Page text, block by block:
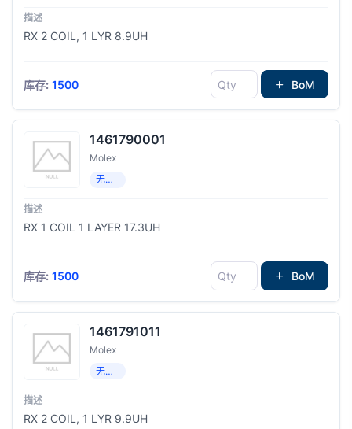
RX 2 COIL, 1 LYR 8.9UH
库存: 1500 BoM
1461790001
Molex
无线充电线圈
RX 1 COIL 1 LAYER 17.3UH
库存: 1500 BoM
1461791011
Molex
无线充电线圈
RX 2 COIL, 1 LYR 9.9UH